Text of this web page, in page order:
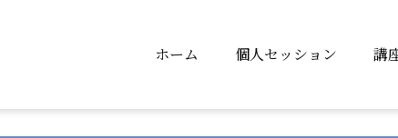
ホーム 個人セッション 講